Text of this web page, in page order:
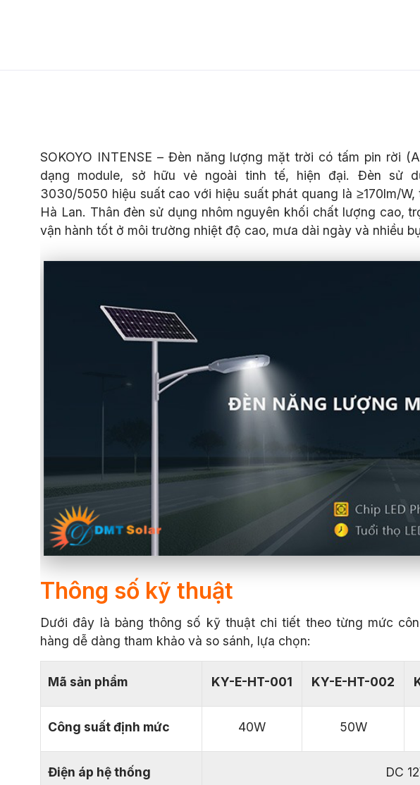
SOKOYO INTENSE – Đèn năng lượng mặt trời có tấm pin rời
dạng module, sở hữu vẻ ngoài tinh tế, hiện đại. Đèn sử
3030/5050 hiệu suất cao với hiệu suất phát quang là ≥170lm/
Hà Lan. Thân đèn sử dụng nhôm nguyên khối chất lượng cao,
vận hành tốt ở môi trường nhiệt độ cao, mưa dài ngày và nhiều
Thông số kỹ thuật
Dưới đây là bảng thông số kỹ thuật chi tiết theo từng mức
hàng dễ dàng tham khảo và so sánh, lựa chọn:
Mã sản phẩm KY-E-HT-001 KY-E-HT-002
Công suất định mức 40W 50W
Điện áp hệ thống DC